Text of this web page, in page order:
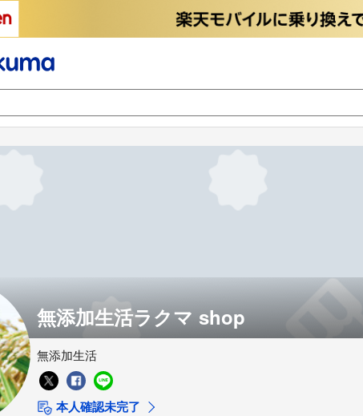
無添加生活ラクマ shop
無添加生活
本人確認未完了